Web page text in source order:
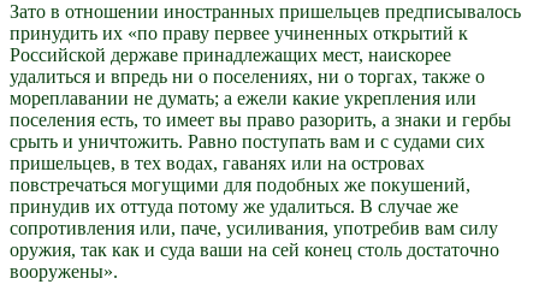
Зато в отношении иностранных пришельцев предписывалось
принудить их «по праву первее учиненных открытий к
Российской державе принадлежащих мест, наискорее
удалиться и впредь ни о поселениях, ни о торгах, также о
мореплавании не думать; а ежели какие укрепления или
поселения есть, то имеет вы право разорить, а знаки и гербы
срыть и уничтожить. Равно поступать вам и с судами сих
пришельцев, в тех водах, гаванях или на островах
повстречаться могущими для подобных же покушений,
принудив их оттуда потому же удалиться. В случае же
сопротивления или, паче, усиливания, употребив вам силу
оружия, так как и суда ваши на сей конец столь достаточно
вооружены».